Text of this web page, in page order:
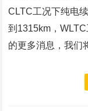
CLTC工况下纯电
到1315km，
的更多消息，我们